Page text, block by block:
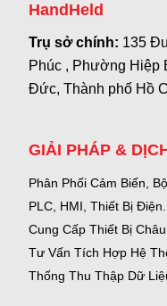
HandHeld
Trụ sở chính: 135
Phúc , Phường Hiệp
Đức, Thành phố Hồ
GIẢI PHÁP &
Phân Phối Cảm Biến,
PLC, HMI, Thiết Bị Điện.
Cung Cấp Thiết Bị
Tư Vấn Tích Hợp Hệ
Thống Thu Thập Dữ